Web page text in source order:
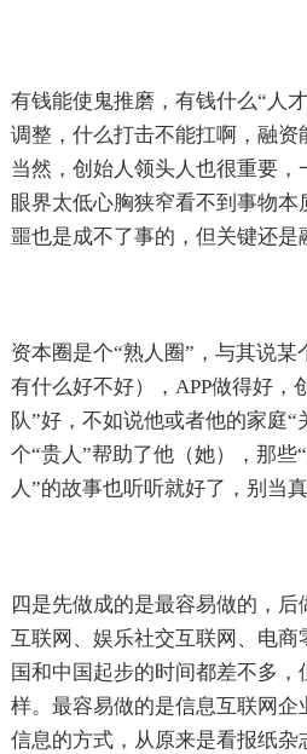
有钱能使鬼推磨，有钱什么“人
调整，什么打击不能扛啊，融资
当然，创始人领头人也很重要
眼界太低心胸狭窄看不到事物
噩也是成不了事的，但关键还是
资本圈是个“熟人圈”，与其说
有什么好不好），APP做得好，
队”好，不如说他或者他的家庭
个“贵人”帮助了他（她），那些
人”的故事也听听就好了，别当
四是先做成的是最容易做的，
互联网、娱乐社交互联网、电
国和中国起步的时间都差不多，
样。最容易做的是信息互联网
信息的方式，从原来是看报纸